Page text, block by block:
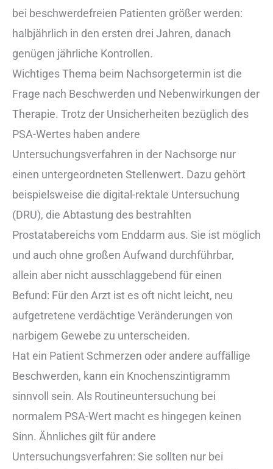
bei beschwerdefreien Patienten größer werden:
halbjährlich in den ersten drei Jahren, danach
genügen jährliche Kontrollen.
Wichtiges Thema beim Nachsorgetermin ist die
Frage nach Beschwerden und Nebenwirkungen der
Therapie. Trotz der Unsicherheiten bezüglich des
PSA-Wertes haben andere
Untersuchungsverfahren in der Nachsorge nur
einen untergeordneten Stellenwert. Dazu gehört
beispielsweise die digital-rektale Untersuchung
(DRU), die Abtastung des bestrahlten
Prostatabereichs vom Enddarm aus. Sie ist möglich
und auch ohne großen Aufwand durchführbar,
allein aber nicht ausschlaggebend für einen
Befund: Für den Arzt ist es oft nicht leicht, neu
aufgetretene verdächtige Veränderungen von
narbigem Gewebe zu unterscheiden.
Hat ein Patient Schmerzen oder andere auffällige
Beschwerden, kann ein Knochenszintigramm
sinnvoll sein. Als Routineuntersuchung bei
normalem PSA-Wert macht es hingegen keinen
Sinn. Ähnliches gilt für andere
Untersuchungsverfahren: Sie sollten nur bei